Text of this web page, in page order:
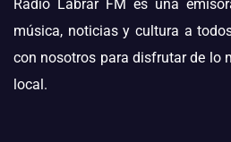
Radio Labrar FM es una
música, noticias y cultura a
con nosotros para disfrutar de lo
local.